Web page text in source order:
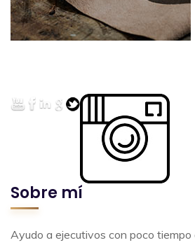
Sobre mí
Ayudo a ejecutivos con poco tiempo